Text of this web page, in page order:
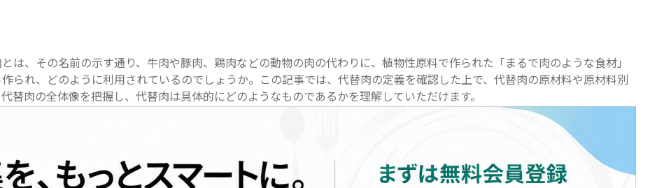
は、その名前の示す通り、牛肉や豚肉、鶏肉などの動物の肉の代わりに、植物性原料で作られた「まるで肉のような食材」
られ、どのように利用されているのでしょうか。この記事では、代替肉の定義を確認した上で、代替肉の原材料や原材料別
替肉の全体像を把握し、代替肉は具体的にどのようなものであるかを理解していただけます。